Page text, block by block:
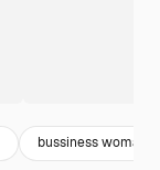
bussiness woman